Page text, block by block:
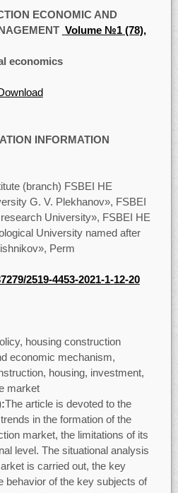
ECONOMIC AND
Volume №1 (78),
economics
INFORMATION
(branch) FSBEI HE
G. V. Plekhanov», FSBEI
University», FSBEI HE
University named after
Perm
2519-4453-2021-1-12-20
housing construction
economic mechanism,
housing, investment,
market
The article is devoted to the
in the formation of the
market, the limitations of its
level. The situational analysis
is carried out, the key
behavior of the key subjects of